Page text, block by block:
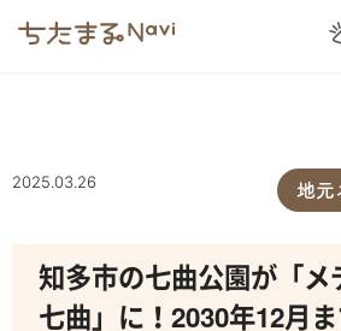
2025.03.26 地元
知多市の七曲公園が「メ
七曲」に！2030年12月